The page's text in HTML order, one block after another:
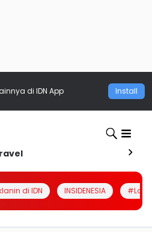
di IDN App Install
di IDN INSIDENESIA